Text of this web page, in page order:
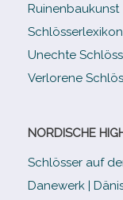
Ruinenbaukunst
Schlösserlexikon
Unechte
Verlorene
NORDISCHE
Schlösser auf
Danewerk |